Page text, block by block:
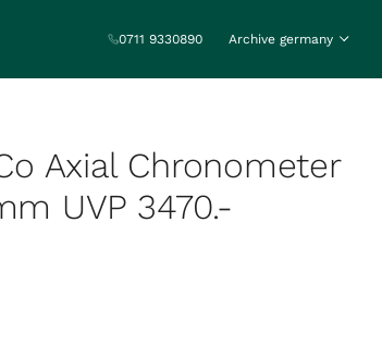
0711 9330890 Archive germany
Axial Chronometer
UVP 3470.-